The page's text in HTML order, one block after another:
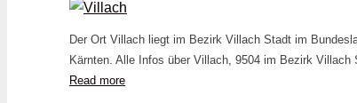
Der Ort Villach liegt im Bezirk Villach Stadt im
Kärnten. Alle Infos über Villach, 9504 im Bezirk Villach
Read more